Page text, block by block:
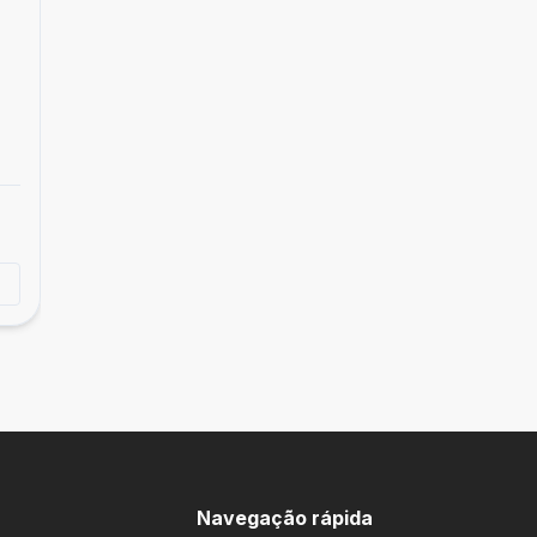
Navegação rápida